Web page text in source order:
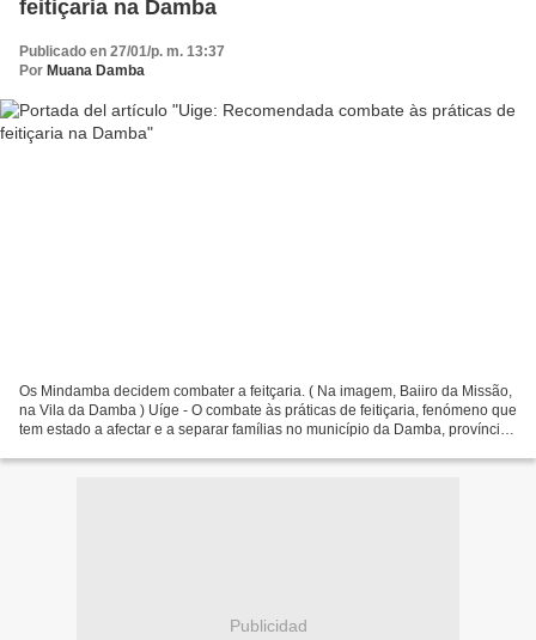
feitiçaria na Damba
Publicado en 27/01/p. m. 13:37
Por Muana Damba
Os Mindamba decidem combater a feitçaria. ( Na imagem, Baiiro da Missão,
na Vila da Damba ) Uíge - O combate às práticas de feitiçaria, fenómeno que
tem estado a afectar e a separar famílias no município da Damba, província
Publicidad